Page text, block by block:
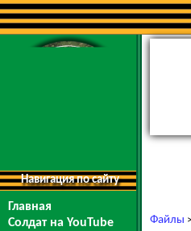
Навигация по сайту
Главная
Солдат на YouTube
Файлы >